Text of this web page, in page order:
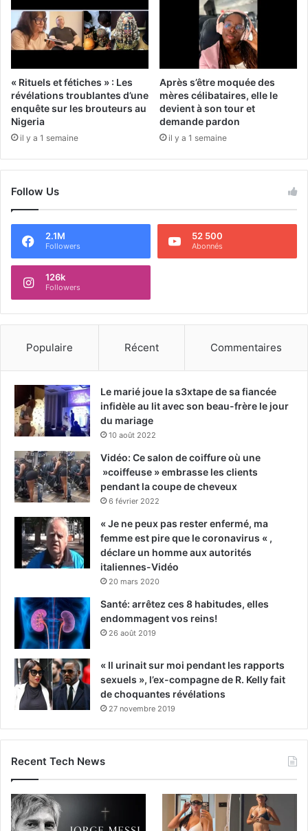
« Rituels et fétiches » : Les
révélations troublantes d’une
enquête sur les brouteurs au
Nigeria
il y a 1 semaine
Après s’être moquée des
mères célibataires, elle le
devient à son tour et
demande pardon
il y a 1 semaine
Follow Us
2.1M
Followers
52 500
Abonnés
126k
Followers
Populaire Récent Commentaires
Le marié joue la s3xtape de sa fiancée
infidèle au lit avec son beau-frère le jour
du mariage
10 août 2022
Vidéo: Ce salon de coiffure où une
»coiffeuse » embrasse les clients
pendant la coupe de cheveux
6 février 2022
« Je ne peux pas rester enfermé, ma
femme est pire que le coronavirus « ,
déclare un homme aux autorités
italiennes-Vidéo
20 mars 2020
Santé: arrêtez ces 8 habitudes, elles
endommagent vos reins!
26 août 2019
« Il urinait sur moi pendant les rapports
sexuels », l’ex-compagne de R. Kelly fait
de choquantes révélations
27 novembre 2019
Recent Tech News